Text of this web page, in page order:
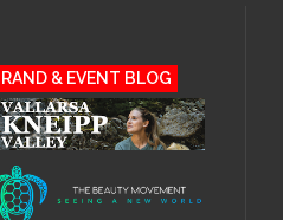
& EVENT BLOG